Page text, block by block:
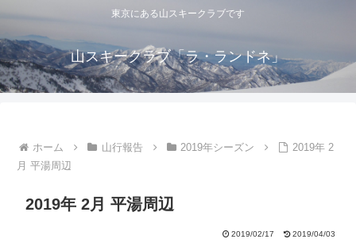
東京にある山スキークラブです
山スキークラブ「ラ・ランドネ」
ホーム 山行報告 2019年シーズン
2019年 2
月 平湯周辺
2019年 2月 平湯周辺
2019/02/17 2019/04/03